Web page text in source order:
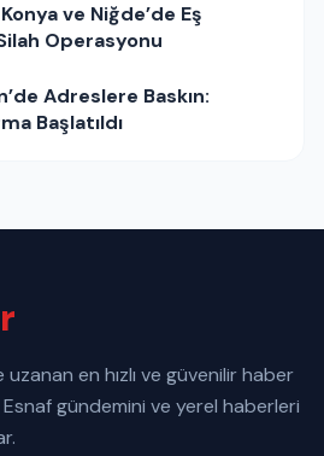
ve Niğde’de Eş
Operasyonu
Adreslere Baskın:
Başlatıldı
uzanan en hızlı ve güvenilir haber
gündemini ve yerel haberleri